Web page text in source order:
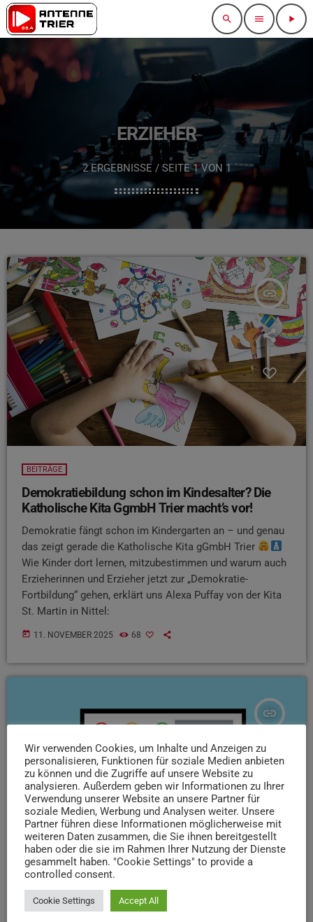
search menu play_arrow
ERZIEHER
2 ERGEBNISSE / SEITE 1 VON 1
insert_link
BEITRÄGE
Demokratiebildung schon im Kindesalter? Die
Katholische Kita GgmbH Trier macht’s vor!
Demokratie fängt schon im Kindergarten an – und genau
das zeigt gerade die Katholische Kita gGmbH Trier
Wie Kinder dort lernen, mitzubestimmen und warum auch
Erzieherinnen und Erzieher jetzt zur „Demokratie-
Fortbildung“ gehen, erklärt uns Alexa Puffay von der Kita
St. Martin in Nittel:
today 11. NOVEMBER 2025 68
insert_link
NEWS
Umfrage zur Zufriedenheit mit Kitas im Kreis
Wir verwenden Cookies, um Inhalte und Anzeigen zu
personalisieren, Funktionen für soziale Medien anbieten
zu können und die Zugriffe auf unsere Website zu
analysieren. Außerdem geben wir Informationen zu Ihrer
Verwendung unserer Website an unsere Partner für
soziale Medien, Werbung und Analysen weiter. Unsere
Partner führen diese Informationen möglicherweise mit
weiteren Daten zusammen, die Sie ihnen bereitgestellt
haben oder die sie im Rahmen Ihrer Nutzung der Dienste
gesammelt haben. "Cookie Settings" to provide a
controlled consent.
Cookie Settings Accept All